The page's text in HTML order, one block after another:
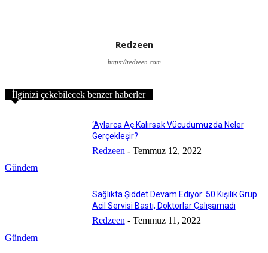
Redzeen
https://redzeen.com
İlginizi çekebilecek benzer haberler
Gündem
‘Aylarca Aç Kalırsak Vücudumuzda Neler
Gerçekleşir?
Redzeen - Temmuz 12, 2022
Gündem
Sağlıkta Şiddet Devam Ediyor: 50 Kişilik Grup
Acil Servisi Bastı, Doktorlar Çalışamadı
Redzeen - Temmuz 11, 2022